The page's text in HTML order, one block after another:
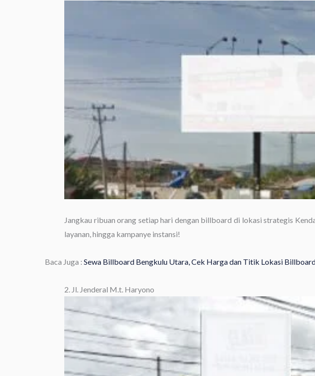
Jangkau ribuan orang setiap hari dengan billboard di lokasi strategis
layanan, hingga kampanye instansi!
Baca Juga : Sewa Billboard Bengkulu Utara, Cek Harga dan Titik Lokasi
2. Jl. Jenderal M.t. Haryono